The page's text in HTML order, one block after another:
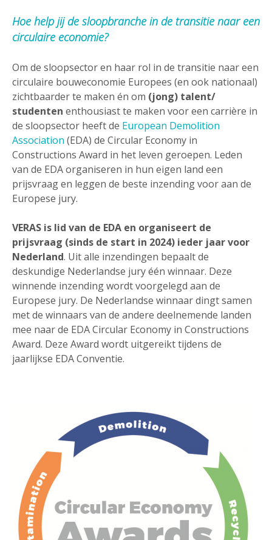
Hoe help jij de sloopbranche in de transitie naar een
circulaire economie?
Om de sloopsector en haar rol in de transitie naar een
circulaire bouweconomie Europees (en ook nationaal)
zichtbaarder te maken én om (jong) talent/
studenten enthousiast te maken voor een carrière in
de sloopsector heeft de European Demolition
Association (EDA) de Circular Economy in
Constructions Award in het leven geroepen. Leden
van de EDA organiseren in hun eigen land een
prijsvraag en leggen de beste inzending voor aan de
Europese jury.
VERAS is lid van de EDA en organiseert de
prijsvraag (sinds de start in 2024) ieder jaar voor
Nederland. Uit alle inzendingen bepaalt de
deskundige Nederlandse jury één winnaar. Deze
winnende inzending wordt voorgelegd aan de
Europese jury. De Nederlandse winnaar dingt samen
met de winnaars van de andere deelnemende landen
mee naar de EDA Circular Economy in Constructions
Award. Deze Award wordt uitgereikt tijdens de
jaarlijkse EDA Conventie.